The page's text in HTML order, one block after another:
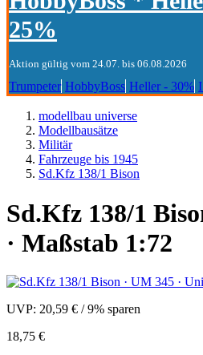
25%
Aktion gültig vom 24.07. bis 06.08.2026
Trumpeter HobbyBoss Heller - 30%
modellbau universe
Modellbausätze
Militär
Fahrzeuge bis 1945
Sd.Kfz 138/1 Bison
Sd.Kfz 138/1
· Maßstab 1:72
UVP: 20,59 € /9% sparen
18,75 €